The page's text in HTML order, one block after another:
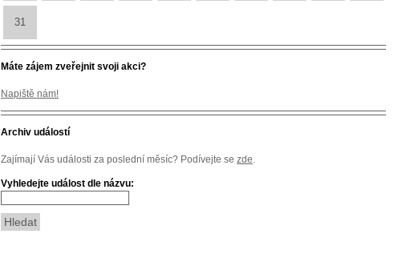
31
Máte zájem zveřejnit svoji akci?
Napiště nám!
Archiv událostí
Zajímají Vás události za poslední měsíc? Podívejte se zde.
Vyhledejte událost dle názvu: